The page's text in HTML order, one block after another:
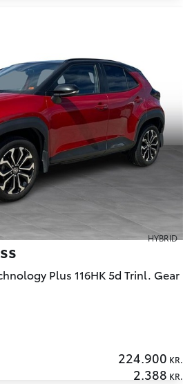
HYBRID
Plus 116HK 5d Trinl. Gear
224.900 KR.
2.388 KR.